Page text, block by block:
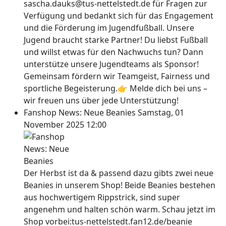
sascha.dauks@tus-nettelstedt.de für Fragen zur
Verfügung und bedankt sich für das Engagement
und die Förderung im Jugendfußball. Unsere
Jugend braucht starke Partner! Du liebst Fußball
und willst etwas für den Nachwuchs tun? Dann
unterstütze unsere Jugendteams als Sponsor!
Gemeinsam fördern wir Teamgeist, Fairness und
sportliche Begeisterung.👉 Melde dich bei uns –
wir freuen uns über jede Unterstützung!
Fanshop News: Neue Beanies Samstag, 01
November 2025 12:00
Der Herbst ist da & passend dazu gibts zwei neue
Beanies in unserem Shop! Beide Beanies bestehen
aus hochwertigem Rippstrick, sind super
angenehm und halten schön warm. Schau jetzt im
Shop vorbei:tus-nettelstedt.fan12.de/beanie